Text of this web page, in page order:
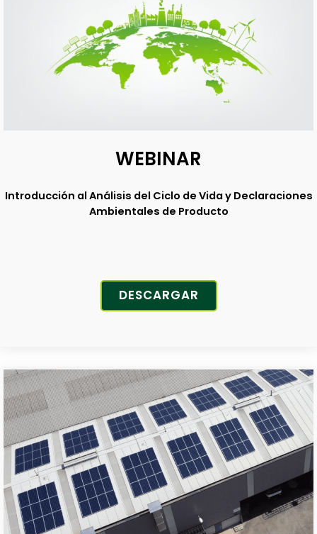
WEBINAR
Introducción al Análisis del Ciclo de Vida y Declaraciones
Ambientales de Producto
DESCARGAR